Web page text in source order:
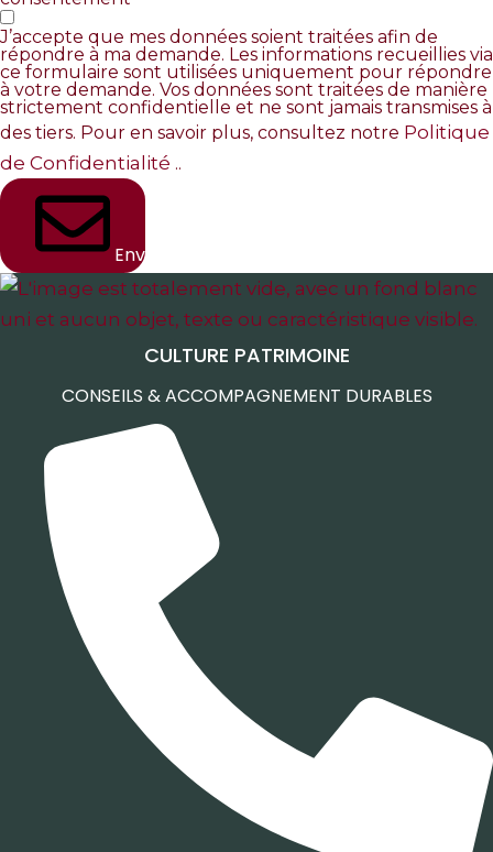
J’accepte que mes données soient traitées afin de
répondre à ma demande. Les informations recueillies via
ce formulaire sont utilisées uniquement pour répondre
à votre demande. Vos données sont traitées de manière
strictement confidentielle et ne sont jamais transmises à
des tiers. Pour en savoir plus, consultez notre Politique
de Confidentialité ..
Envoyer
CULTURE PATRIMOINE
CONSEILS & ACCOMPAGNEMENT DURABLES